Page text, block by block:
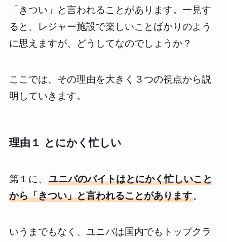
「きつい」と言われることがあります。一見す
ると、レジャー施設で楽しいことばかりのよう
に思えますが、どうしてなのでしょうか？
ここでは、その理由を大きく３つの視点から説
明していきます。
理由１ とにかく忙しい
第１に、 ユニバのバイトはとにかく忙しいこと
から「きつい」と言われることがあります。
いうまでもなく、ユニバは国内でもトップクラ